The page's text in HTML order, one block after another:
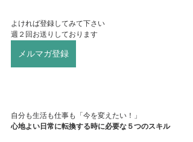
よければ登録してみて下さい
週２回お送りしております
メルマガ登録
自分も生活も仕事も「今を変えたい！」
心地よい日常に転換する時に必要な５つのスキル